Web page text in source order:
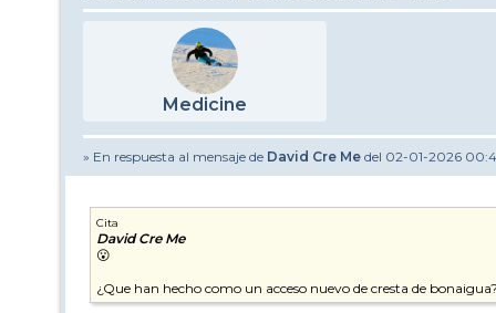
Medicine
» En respuesta al mensaje de David Cre Me del 02-01-2026
Cita
David Cre Me
😮
¿Que han hecho como un acceso nuevo de cresta de